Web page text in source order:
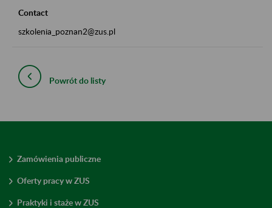
Contact
szkolenia_poznan2@zus.pl
Powrót do listy
Zamówienia publiczne
Oferty pracy w ZUS
Praktyki i staże w ZUS